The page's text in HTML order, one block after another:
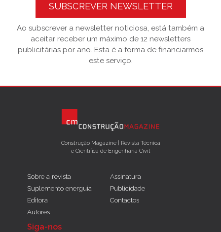
SUBSCREVER NEWSLETTER
Ao subscrever a newsletter noticiosa, está também a
aceitar receber um máximo de 12 newsletters
publicitárias por ano. Esta é a forma de financiarmos
este serviço.
Construção Magazine | Revista Técnica
e Científica de Engenharia Civil
Sobre a revista
Suplemento energuia
Editora
Autores
Assinatura
Publicidade
Contactos
Siga-nos